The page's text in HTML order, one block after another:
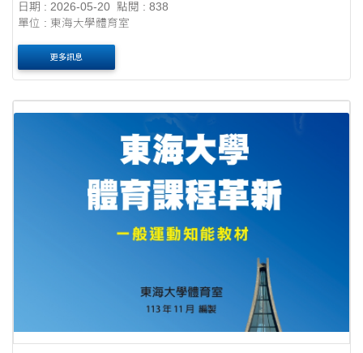
日期 : 2026-05-20 點閱 : 838
單位 : 東海大學體育室
更多訊息